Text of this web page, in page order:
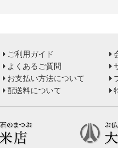
ご利用ガイド
よくあるご質問
お支払い方法について
配送料について